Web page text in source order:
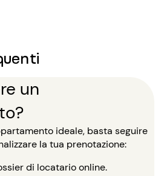
un
ideale, basta seguire
la tua prenotazione:
di locatario online.